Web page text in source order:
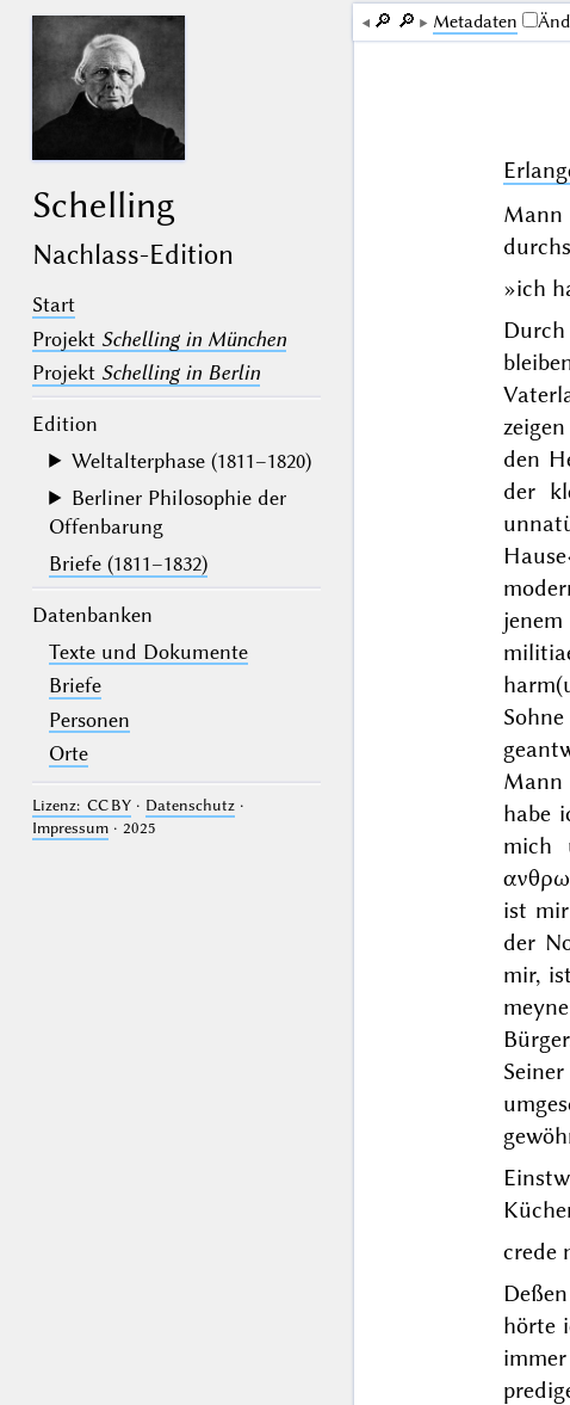
Schelling
Nachlass-Edition
Start
Projekt Schelling in München
Projekt Schelling in Berlin
Edition
Weltalterphase (1811–1820)
Berliner Philosophie der
Offenbarung
Briefe (1811–1832)
Datenbanken
Texte und Dokumente
Briefe
Personen
Orte
Lizenz: CC BY· Datenschutz·
Impressum· 2025
🔎︎ 🔎︎ Me­ta­da­ten
»ich
den
der
jenem
Mann
habe
mich
ist
der
mir,
crede
hörte